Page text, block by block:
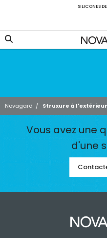
SILICONES
Novagard / Struxure à l'extérieur
Vous avez une
d'une